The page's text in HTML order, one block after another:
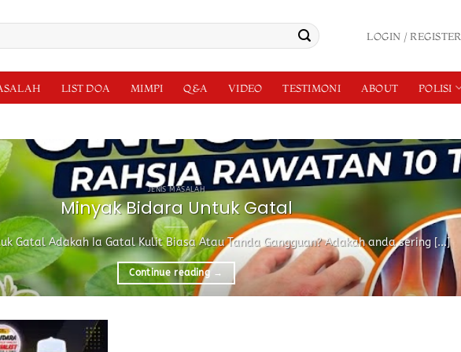
LOGIN / REGISTER
LIST DOA MIMPI Q&A VIDEO TESTIMONI ABOUT POLISI
JENIS MASALAH
Minyak Bidara Untuk Gatal
Gatal Adakah Ia Gatal Kulit Biasa Atau Tanda Gangguan? Adakah anda sering [...]
Continue reading →